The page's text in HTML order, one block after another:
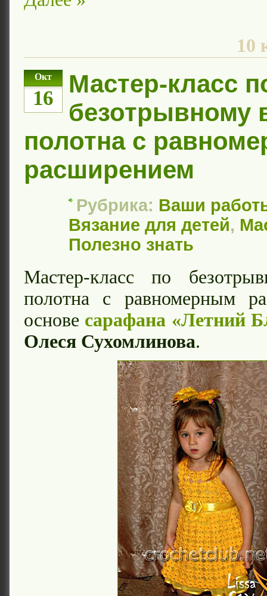
10
Окт
16
Мастер-класс
безотрывному
полотна с
расширением
Рубрика: Ваши
Вязание для детей,
Полезно знать
Мастер-класс по
полотна с равномерным
основе сарафана «Летний
Олеся Сухомлинова.